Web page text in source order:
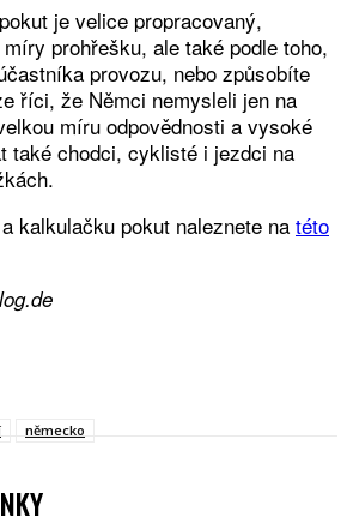
je velice propracovaný,
prohřešku, ale také podle toho,
provozu, nebo způsobíte
říci, že Němci nemysleli jen na
míru odpovědnosti a vysoké
také chodci, cyklisté i jezdci na
kalkulačku pokut naleznete na této
německo